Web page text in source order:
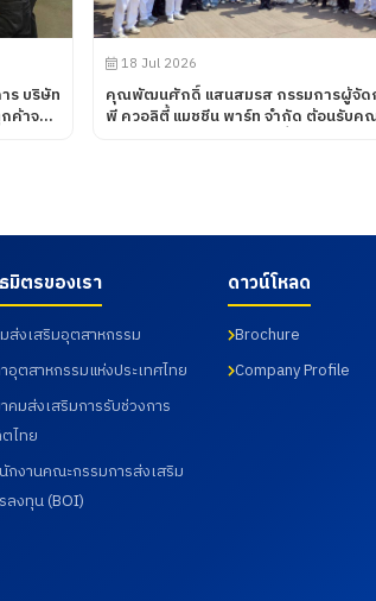
บริษัท
ค้าจาก
18 Jul 2026
คุณพัฒนศักดิ์ แสนสมรส กรรมการผู้จัด
พี ควอลิตี้ แมชชีน พาร์ท จำกัด ต้อนรับคณ
มิตรของเรา
ส่งเสริมอุตสาหกรรม
อุตสาหกรรมแห่งประเทศไทย
คมส่งเสริมการรับช่วงการ
ไทย
กงานคณะกรรมการส่งเสริม
ลงทุน (BOI)
ดาวน์โหลด
Brochure
Company Profile